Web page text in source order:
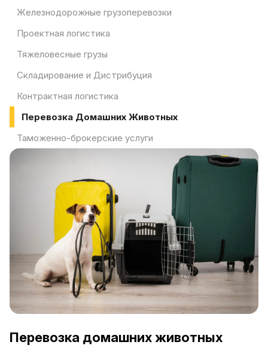
Железнодорожные грузоперевозки
Проектная логистика
Тяжеловесные грузы
Складирование и Дистрибуция
Контрактная логистика
Перевозка Домашних Животных
Таможенно-брокерские услуги
Перевозка домашних животных